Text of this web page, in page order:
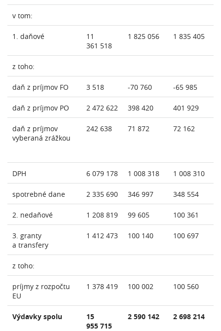
v tom:
1. daňové
11
361 518
1 825 056 1 835 405
z toho:
daň z príjmov FO 3 518 -70 760 -65 985
daň z príjmov PO 2 472 622 398 420 401 929
daň z príjmov
vyberaná zrážkou
242 638 71 872 72 162
DPH 6 079 178 1 008 318 1 008 310
spotrebné dane 2 335 690 346 997 348 554
2. nedaňové 1 208 819 99 605 100 361
3. granty
a transfery
1 412 473 100 140 100 697
z toho:
príjmy z rozpočtu
EU
1 378 419 100 002 100 560
Výdavky spolu
15
955 715
2 590 142 2 698 214